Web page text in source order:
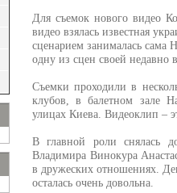
Для съемок нового видео
видео взялась известная
сценарием занималась сама
одну из сцен своей
Съемки проходили в
клубов, в балетном зале
улицах Киева. Видеоклип –
В главной роли снялась
Владимира Винокура
в дружеских отношениях.
осталась очень довольна.